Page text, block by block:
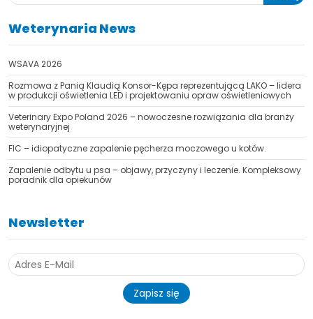
Weterynaria News
WSAVA 2026
Rozmowa z Panią Klaudią Konsor-Kępa reprezentującą LAKO – lidera
w produkcji oświetlenia LED i projektowaniu opraw oświetleniowych
Veterinary Expo Poland 2026 – nowoczesne rozwiązania dla branży
weterynaryjnej
FIC – idiopatyczne zapalenie pęcherza moczowego u kotów.
Zapalenie odbytu u psa – objawy, przyczyny i leczenie. Kompleksowy
poradnik dla opiekunów
Newsletter
Zapisz się